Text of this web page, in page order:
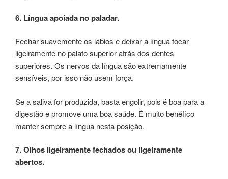
6. Língua apoiada no paladar.
Fechar suavemente os lábios e deixar a língua tocar
ligeiramente no palato superior atrás dos dentes
superiores. Os nervos da língua são extremamente
sensíveis, por isso não usem força.
Se a saliva for produzida, basta engolir, pois é boa para a
digestão e promove uma boa saúde. É muito benéfico
manter sempre a língua nesta posição.
7. Olhos ligeiramente fechados ou ligeiramente
abertos.